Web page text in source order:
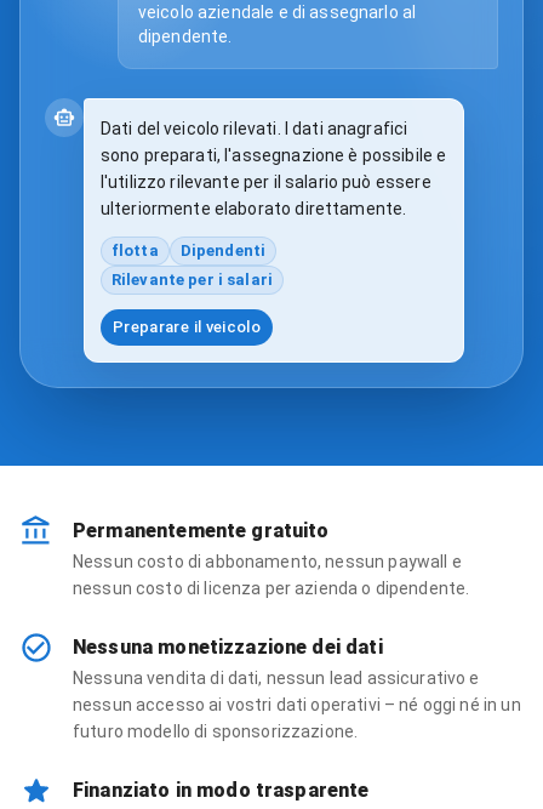
veicolo aziendale e di assegnarlo al
dipendente.
Dati del veicolo rilevati. I dati anagrafici
sono preparati, l'assegnazione è possibile e
l'utilizzo rilevante per il salario può essere
ulteriormente elaborato direttamente.
flotta
Dipendenti
Rilevante per i salari
Preparare il veicolo
Permanentemente gratuito
Nessun costo di abbonamento, nessun paywall e
nessun costo di licenza per azienda o dipendente.
Nessuna monetizzazione dei dati
Nessuna vendita di dati, nessun lead assicurativo e
nessun accesso ai vostri dati operativi – né oggi né in un
futuro modello di sponsorizzazione.
Finanziato in modo trasparente